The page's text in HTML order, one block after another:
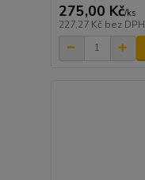
275,00 Kč/ks
227,27 Kč bez DPH